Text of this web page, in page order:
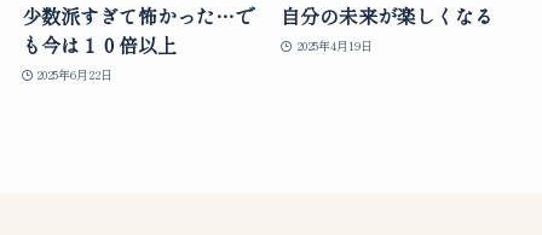
少数派すぎて怖かった…で
も今は１０倍以上
2025年6月22日
自分の未来が楽しくなる
2025年4月19日